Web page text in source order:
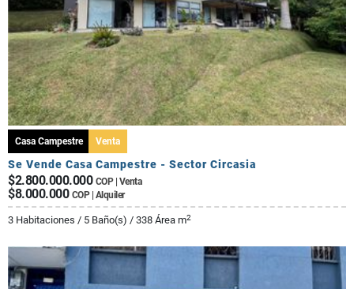
Casa Campestre Venta
Se Vende Casa Campestre - Sector Circasia
$2.800.000.000 COP | Venta
$8.000.000 COP | Alquiler
3 Habitaciones / 5 Baño(s) / 338 Área m2